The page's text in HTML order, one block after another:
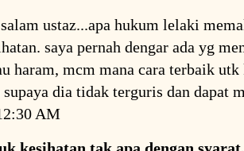
salam ustaz...apa hukum lelaki
saya pernah dengar ada yg
haram, mcm mana cara terbaik
dia tidak terguris dan dapat
AM